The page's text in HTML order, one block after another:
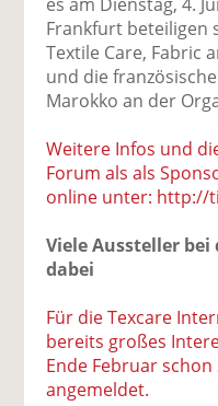
Frankfurt beteiligen
Textile Care, Fabric
und die
Marokko an der
Weitere Infos und
Forum als als
online unter: http://
Viele Aussteller
dabei
Für die Texcare
bereits großes
Ende Februar
angemeldet.